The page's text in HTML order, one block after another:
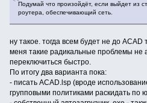
Подумай что произойдёт, если выйдет из
роутера, обеспечивающий сеть.
ну такое. тогда всем будет не до
меня такие радикальные проблемы не
переключиться быстро.
По итогу два варианта пока:
- писать ACAD.lsp (вроде
групповыми политиками раскидать по